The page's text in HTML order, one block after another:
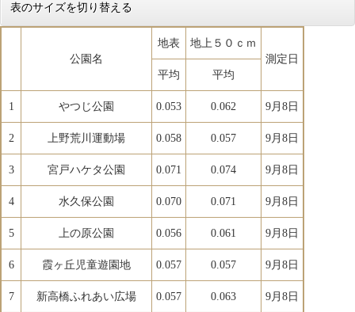
表のサイズを切り替える
公園名
地表
地上５０ｃｍ
測定日
平均
平均
1 やつじ公園 0.053 0.062 9月8日
2 上野荒川運動場 0.058 0.057 9月8日
3 宮戸ハケタ公園 0.071 0.074 9月8日
4 水久保公園 0.070 0.071 9月8日
5 上の原公園 0.056 0.061 9月8日
6 霞ヶ丘児童遊園地 0.057 0.057 9月8日
7 新高橋ふれあい広場 0.057 0.063 9月8日